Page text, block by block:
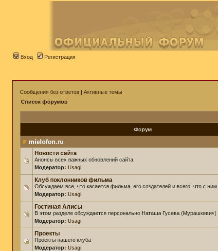
Вход Регистрация
Сообщения без ответов | Активные темы
Список форумов
Форум
mielofon.ru
Новости сайта
Анонсы всех важных обновлений сайта
Модератор: Usagi
Клуб поклонников фильма
Обсуждаем все, что касается фильма, его создателей и всего, что с ним
Модератор: Usagi
Гостиная Алисы
В этом разделе обсуждается персонально Наташа Гусева (Мурашкевич)
Модератор: Usagi
Проекты
Проекты нашего клуба
Модератор: Usagi